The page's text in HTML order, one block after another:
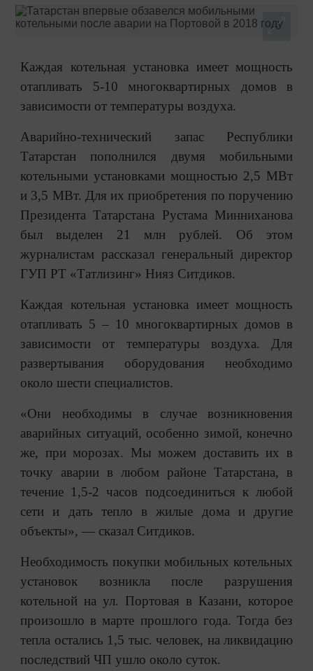
Каждая котельная установка имеет мощность
отапливать 5-10 многоквартирных домов в
зависимости от температуры воздуха.
Аварийно-технический запас Республики
Татарстан пополнился двумя мобильными
котельными установками мощностью 2,5 МВт
и 3,5 МВт. Для их приобретения по поручению
Президента Татарстана Рустама Минниханова
был выделен 21 млн рублей. Об этом
журналистам рассказал генеральный директор
ГУП РТ «Татлизинг» Нияз Ситдиков.
Каждая котельная установка имеет мощность
отапливать 5 – 10 многоквартирных домов в
зависимости от температуры воздуха. Для
развертывания оборудования необходимо
около шести специалистов.
«Они необходимы в случае возникновения
аварийных ситуаций, особенно зимой, конечно
же, при морозах. Мы можем доставить их в
точку аварии в любом районе Татарстана, в
течение 1,5-2 часов подсоединиться к любой
сети и дать тепло в жилые дома и другие
объекты», — сказал Ситдиков.
Необходимость покупки мобильных котельных
установок возникла после разрушения
котельной на ул. Портовая в Казани, которое
произошло в марте прошлого года. Тогда без
тепла остались 1,5 тыс. человек, на ликвидацию
последствий ЧП ушло около суток.